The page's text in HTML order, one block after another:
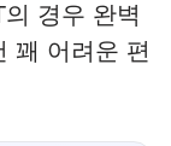
경우 완벽
꽤 어려운 편